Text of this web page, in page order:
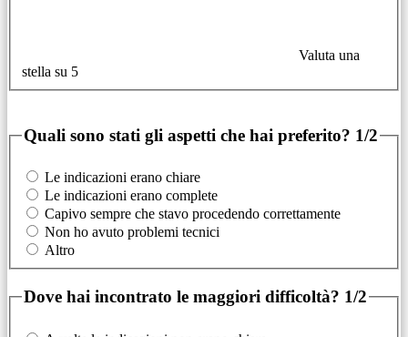
Valuta una
stella su 5
Quali sono stati gli aspetti che hai preferito? 1/2
Le indicazioni erano chiare
Le indicazioni erano complete
Capivo sempre che stavo procedendo correttamente
Non ho avuto problemi tecnici
Altro
Dove hai incontrato le maggiori difficoltà? 1/2